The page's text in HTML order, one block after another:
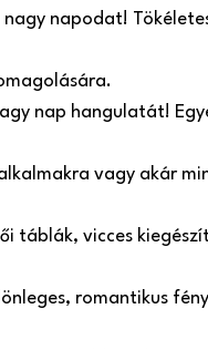
napodat!
nap hangulatát!
vagy akár
táblák, vicces
romantikus